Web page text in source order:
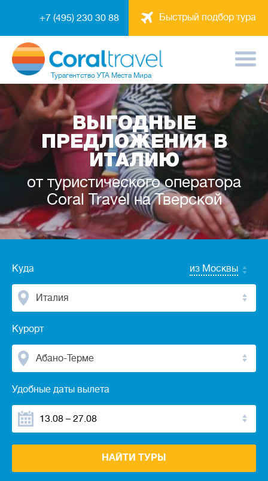
Быстрый подбор тура
+7 (495) 230 30 88
Турагентство УТА Места Мира
ВЫГОДНЫЕ
ПРЕДЛОЖЕНИЯ В
ИТАЛИЮ
от туристического оператора
Coral Travel на Тверской
Куда из Москвы
Италия
Курорт
Абано-Терме
Удобные даты вылета
НАЙТИ ТУРЫ